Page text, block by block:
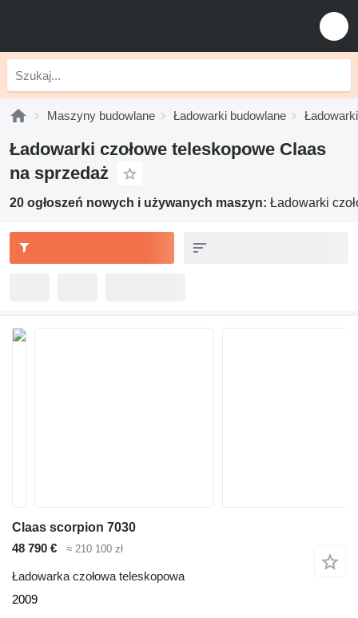
Maszyny budowlane Ładowarki budowlane
Ładowarki czołowe teleskopowe Claas
na sprzedaż
20 ogłoszeń nowych i używanych maszyn: Ładowarki
Claas scorpion 7030
48 790 €
≈ 210 100 zł
Ładowarka czołowa teleskopowa
2009